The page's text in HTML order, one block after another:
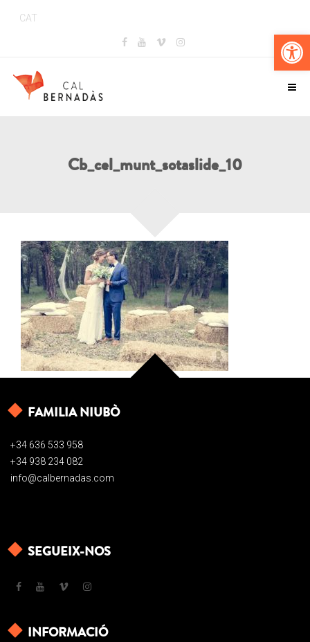
CAT
Cb_cel_munt_sotaslide_10
FAMILIA NIUBÒ
+34 636 533 958
+34 938 234 082
info@calbernadas.com
SEGUEIX-NOS
INFORMACIÓ